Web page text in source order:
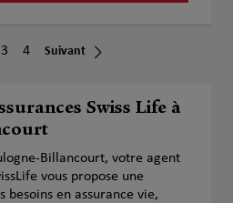
3 4 Suivant
Swiss Life à
Billancourt, votre agent
vous propose une
besoins en assurance vie,